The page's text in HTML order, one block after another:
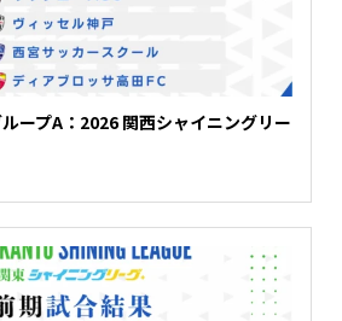
ープA：2026 関西シャイニングリー